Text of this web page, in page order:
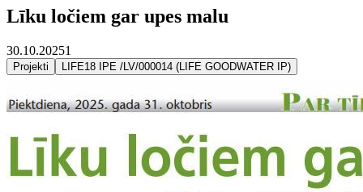
Līku ločiem gar upes malu
30.10.20251
Projekti LIFE18 IPE /LV/000014 (LIFE GOODWATER IP)